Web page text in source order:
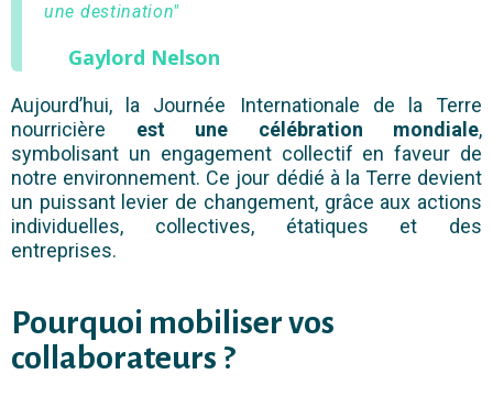
une destination"
Gaylord Nelson
Aujourd’hui, la Journée Internationale de la Terre
nourricière est une célébration mondiale,
symbolisant un engagement collectif en faveur de
notre environnement. Ce jour dédié à la Terre devient
un puissant levier de changement, grâce aux actions
individuelles, collectives, étatiques et des
entreprises.
Pourquoi mobiliser vos
collaborateurs ?